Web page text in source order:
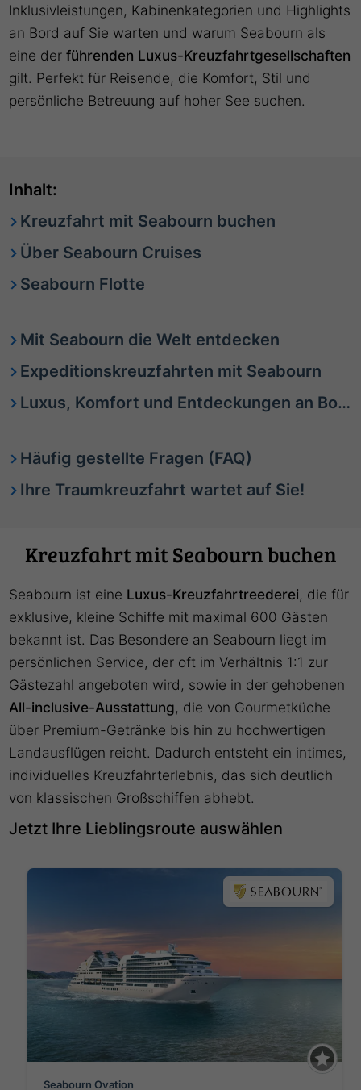
Inklusivleistungen, Kabinenkategorien und Highlights
an Bord auf Sie warten und warum Seabourn als
eine derführenden Luxus-Kreuzfahrtgesellschaften
gilt. Perfekt für Reisende, die Komfort, Stil und
persönliche Betreuung auf hoher See suchen.
Inhalt:
Kreuzfahrt mit Seabourn buchen
Über Seabourn Cruises
Seabourn Flotte
Mit Seabourn die Welt entdecken
Expeditionskreuzfahrten mit Seabourn
Luxus, Komfort und Entdeckungen an Bord von Seabourn
Häufig gestellte Fragen (FAQ)
Ihre Traumkreuzfahrt wartet auf Sie!
Kreuzfahrt mit Seabourn buchen
Seabourn ist eine Luxus-Kreuzfahrtreederei, die für
exklusive, kleine Schiffe mit maximal 600 Gästen
bekannt ist. Das Besondere an Seabourn liegt im
persönlichen Service, der oft im Verhältnis 1:1 zur
Gästezahl angeboten wird, sowie in der gehobenen
All-inclusive-Ausstattung, die von Gourmetküche
über Premium-Getränke bis hin zu hochwertigen
Landausflügen reicht. Dadurch entsteht ein intimes,
individuelles Kreuzfahrterlebnis, das sich deutlich
von klassischen Großschiffen abhebt.
Jetzt Ihre Lieblingsroute auswählen
Seabourn Ovation